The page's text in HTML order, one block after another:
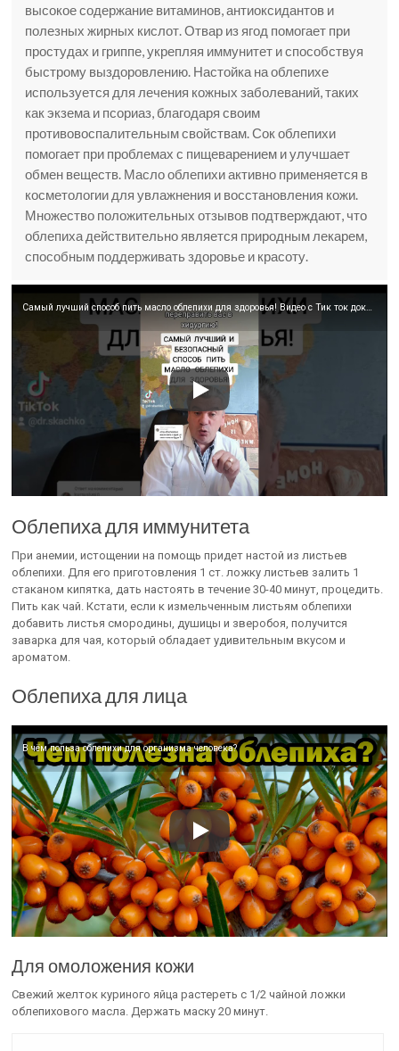
высокое содержание витаминов, антиоксидантов и
полезных жирных кислот. Отвар из ягод помогает при
простудах и гриппе, укрепляя иммунитет и способствуя
быстрому выздоровлению. Настойка на облепихе
используется для лечения кожных заболеваний, таких
как экзема и псориаз, благодаря своим
противовоспалительным свойствам. Сок облепихи
помогает при проблемах с пищеварением и улучшает
обмен веществ. Масло облепихи активно применяется в
косметологии для увлажнения и восстановления кожи.
Множество положительных отзывов подтверждают, что
облепиха действительно является природным лекарем,
способным поддерживать здоровье и красоту.
Самый лучший способ пить масло облепихи для здоровья! Видео с Тик ток доктора Скачко.
Облепиха для иммунитета
При анемии, истощении на помощь придет настой из листьев
облепихи. Для его приготовления 1 ст. ложку листьев залить 1
стаканом кипятка, дать настоять в течение 30-40 минут, процедить.
Пить как чай. Кстати, если к измельченным листьям облепихи
добавить листья смородины, душицы и зверобоя, получится
заварка для чая, который обладает удивительным вкусом и
ароматом.
Облепиха для лица
В чём польза облепихи для организма человека?
Для омоложения кожи
Свежий желток куриного яйца растереть с 1/2 чайной ложки
облепихового масла. Держать маску 20 минут.